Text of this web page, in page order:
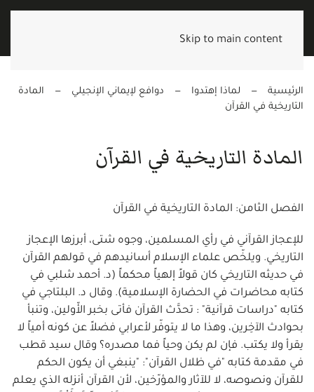
Skip to main content
الرئيسية لماذا إهتدوا دوافع لإيماني الإنجيلي
المادة
التاريخية في القرآن
المادة التاريخية في القرآن
الفصل الثامن: المادة التاريخية في القرآن
للإعجاز القرآني في رأي المسلمين، وجوه شتى، أبرزها الإعجاز
التاريخي. ويلخّص علماء الإسلام أسانيدهم في قولهم القرآن
في حديثه التاريخي كان قولاً إلهياً محكماً (د. أحمد شلبي في
كتابه محاضرات في الحضارة الإسلامية). وقال د. البلتاجي في
كتابه "دراسات قرآنية" : تحدَّث القرآن فأتى بخبر الأّولين، وتنبأ
بحوادث الآخِرين، وهذا ما لا يتوفّر لأعرابي فضلاً عن كونه أمياً لا
يقرأ ولا يكتب. فإن لم يكن وحياً فما مصدره؟ وقال سيد قطب
في مقدمة كتابه "في ظلال القرآن": "ينبغي أن يكون الحكم
للقرآن ونصوصه، لا للآثار والمؤرّخين، لأن القرآن أنزله الذي يعلم